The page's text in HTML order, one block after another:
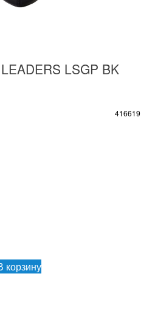
LSGP BK
416619
корзину